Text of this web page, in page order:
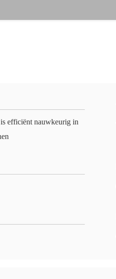
efficiënt nauwkeurig in